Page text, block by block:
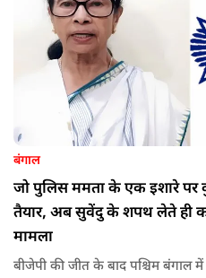
बंगाल
जो पुलिस ममता के एक इशारे
तैयार, अब सुवेंदु के शपथ लेते ही
मामला
बीजेपी की जीत के बाद पश्चिम